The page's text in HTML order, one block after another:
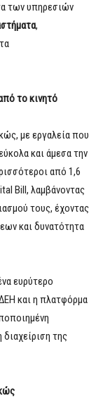
των υπηρεσιών
,
το κινητό
με εργαλεία που
και άμεσα την
από 1,6
Bill, λαμβάνοντας
τους, έχοντας
και δυνατότητα
ευρύτερο
και η πλατφόρμα
της